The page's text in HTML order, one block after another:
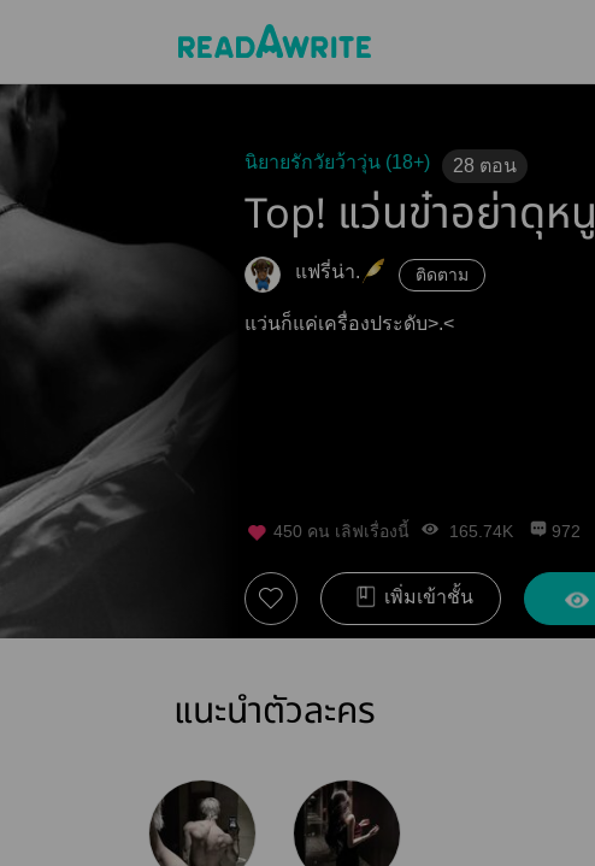
นิยายรักวัยว้าวุ่น (18+) 28 ตอน
Top! แว่นข๋าอย่าดุหนู
แฟรี่น่า. ติดตาม
แว่นก็แค่เครื่องประดับ>.<
450 คน เลิฟเรื่องนี้ 165.74K 972
เพิ่มเข้าชั้น
แนะนำตัวละคร